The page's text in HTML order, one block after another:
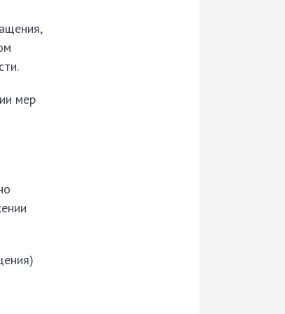
мер